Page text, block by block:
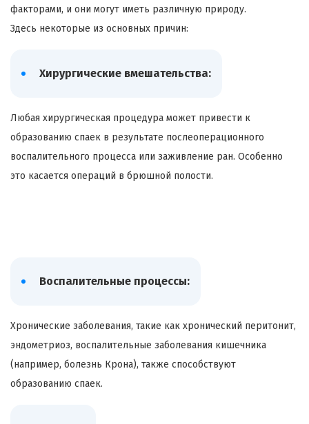
факторами, и они могут иметь различную природу.
Здесь некоторые из основных причин:
Хирургические вмешательства:
Любая хирургическая процедура может привести к
образованию спаек в результате послеоперационного
воспалительного процесса или заживление ран. Особенно
это касается операций в брюшной полости.
Воспалительные процессы:
Хронические заболевания, такие как хронический перитонит,
эндометриоз, воспалительные заболевания кишечника
(например, болезнь Крона), также способствуют
образованию спаек.